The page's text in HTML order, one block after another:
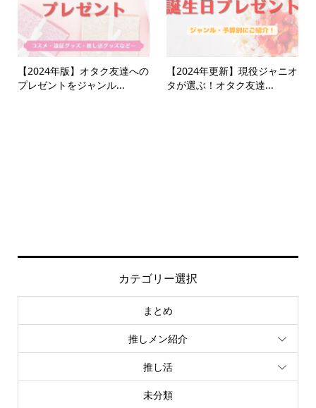
【2024年版】オタク友達への
プレゼントをジャンル...
【2024年更新】現役ジャニオ
タが選ぶ！オタク友達...
カテゴリー選択
まとめ
推しメン紹介
推し活
未分類